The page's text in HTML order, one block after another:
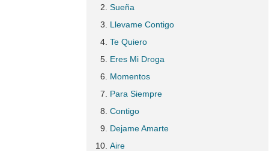
Sueña
Llevame Contigo
Te Quiero
Eres Mi Droga
Momentos
Para Siempre
Contigo
Dejame Amarte
Aire